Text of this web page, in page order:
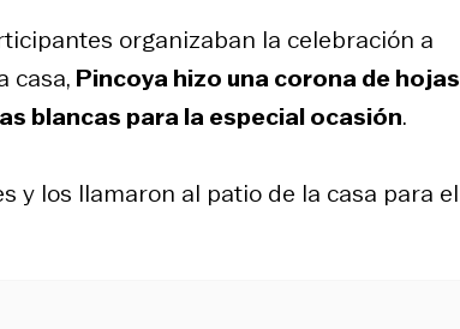
organizaban la celebración a
casa, Pincoya hizo una corona de hojas
blancas para la especial ocasión.
y los llamaron al patio de la casa para el